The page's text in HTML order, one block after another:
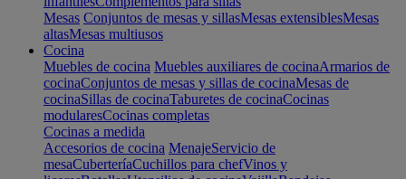
Mesas Conjuntos de mesas y sillasMesas extensiblesMesas
altasMesas multiusos
Cocina
Muebles de cocina Muebles auxiliares de cocinaArmarios de
cocinaConjuntos de mesas y sillas de cocinaMesas de
cocinaSillas de cocinaTaburetes de cocinaCocinas
modularesCocinas completas
Cocinas a medida
Accesorios de cocina MenajeServicio de
mesaCuberteríaCuchillos para chefVinos y